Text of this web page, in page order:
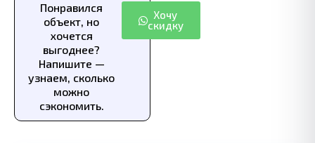
Понравился
объект, но
хочется
выгоднее?
Напишите —
узнаем, сколько
можно
сэкономить.
Хочу
скидку